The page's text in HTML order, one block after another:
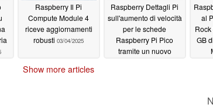
Raspberry Il Pi
Compute Module 4
riceve aggiornamenti
robusti 03/04/2025
Raspberry Dettagli Pi
sull'aumento di velocità
per le schede
Raspberry Pi Pico
tramite un nuovo
al
GB
Show more articles